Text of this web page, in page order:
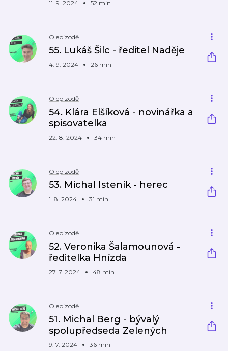
11. 9. 2024 52 min
O epizodě
55. Lukáš Šilc - ředitel Naděje
4. 9. 2024 26 min
O epizodě
54. Klára Elšíková - novinářka a
spisovatelka
22. 8. 2024 34 min
O epizodě
53. Michal Isteník - herec
1. 8. 2024 31 min
O epizodě
52. Veronika Šalamounová -
ředitelka Hnízda
27. 7. 2024 48 min
O epizodě
51. Michal Berg - bývalý
spolupředseda Zelených
9. 7. 2024 36 min